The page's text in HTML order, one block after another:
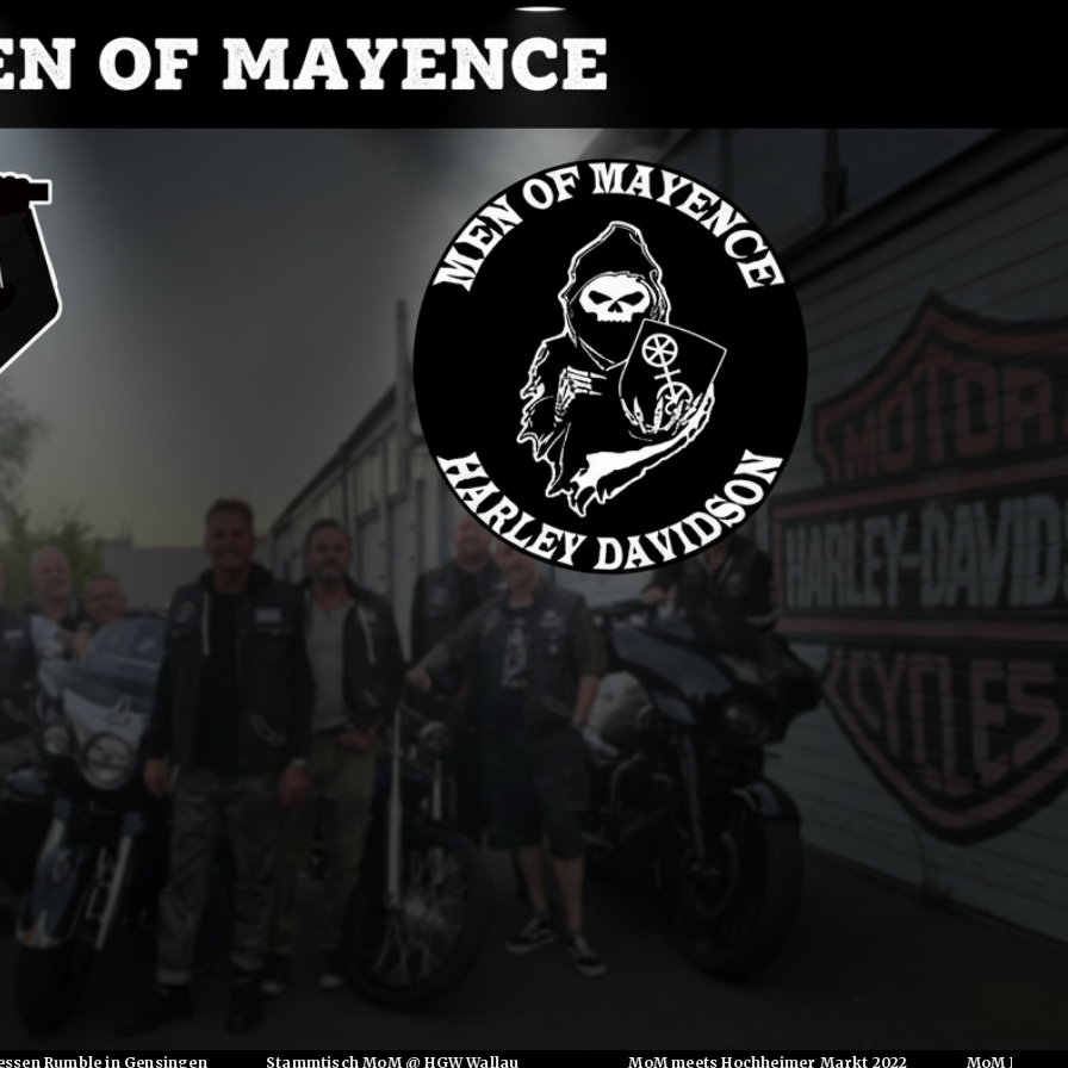
Gensingen Stammtisch MoM @ HGW Wallau MoM meets Hochheimer Markt 2022 MoM Besuch auf dem